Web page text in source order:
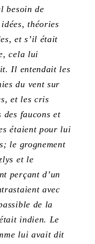
besoin de
théories
et s’il était
cela lui
Il entendait les
du vent sur
et les cris
des faucons et
étaient pour lui
le grognement
et le
perçant d’un
avec
de la
indien. Le
lui avait dit